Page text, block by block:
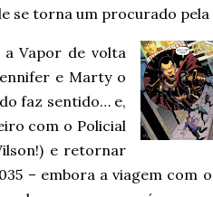
se torna um procurado
Vapor de volta
e Marty o
faz sentido… e,
com o Policial
e retornar
– embora a viagem com